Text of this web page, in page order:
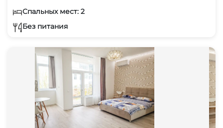
Спальных мест: 2
Без питания